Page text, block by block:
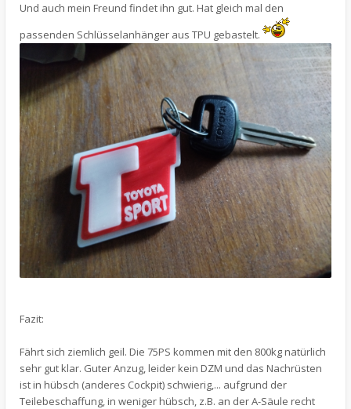
Und auch mein Freund findet ihn gut. Hat gleich mal den
passenden Schlüsselanhänger aus TPU gebastelt.
Fazit:
Fährt sich ziemlich geil. Die 75PS kommen mit den 800kg natürlich
sehr gut klar. Guter Anzug, leider kein DZM und das Nachrüsten
ist in hübsch (anderes Cockpit) schwierig,... aufgrund der
Teilebeschaffung, in weniger hübsch, z.B. an der A-Säule recht